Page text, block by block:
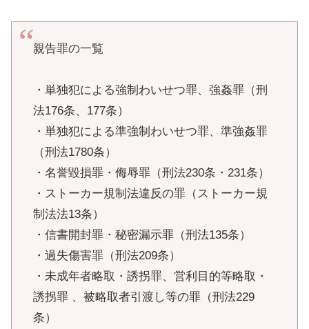
親告罪の一覧
・単独犯による強制わいせつ罪、強姦罪（刑
法176条、177条）
・単独犯による準強制わいせつ罪、準強姦罪
（刑法1780条）
・名誉毀損罪・侮辱罪（刑法230条・231条）
・ストーカー規制法違反の罪（ストーカー規
制法法13条）
・信書開封罪・秘密漏示罪（刑法135条）
・過失傷害罪（刑法209条）
・未成年者略取・誘拐罪、営利目的等略取・
誘拐罪 、被略取者引渡し等の罪（刑法229
条）